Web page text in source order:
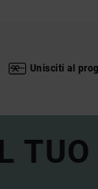
Unisciti al